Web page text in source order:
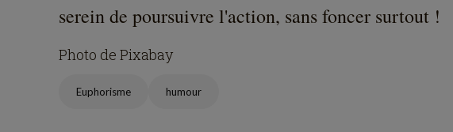
serein de poursuivre l'action, sans foncer surtout !
Photo de Pixabay
Euphorisme humour